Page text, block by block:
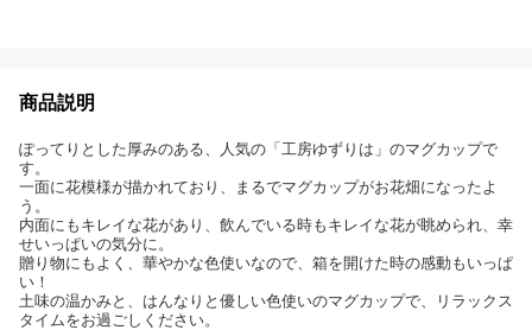
商品説明
ぽってりとした厚みのある、人気の「工房ゆずりは」のマグカップで
す。
一面に花模様が描かれており、まるでマグカップがお花畑になったよ
う。
内面にもキレイな花があり、飲んでいる時もキレイな花が眺められ、幸
せいっぱいの気分に。
贈り物にもよく、華やかな色使いなので、箱を開けた時の感動もいっぱ
い！
土味の温かみと、はんなりと優しい色使いのマグカップで、リラックス
タイムをお過ごしください。